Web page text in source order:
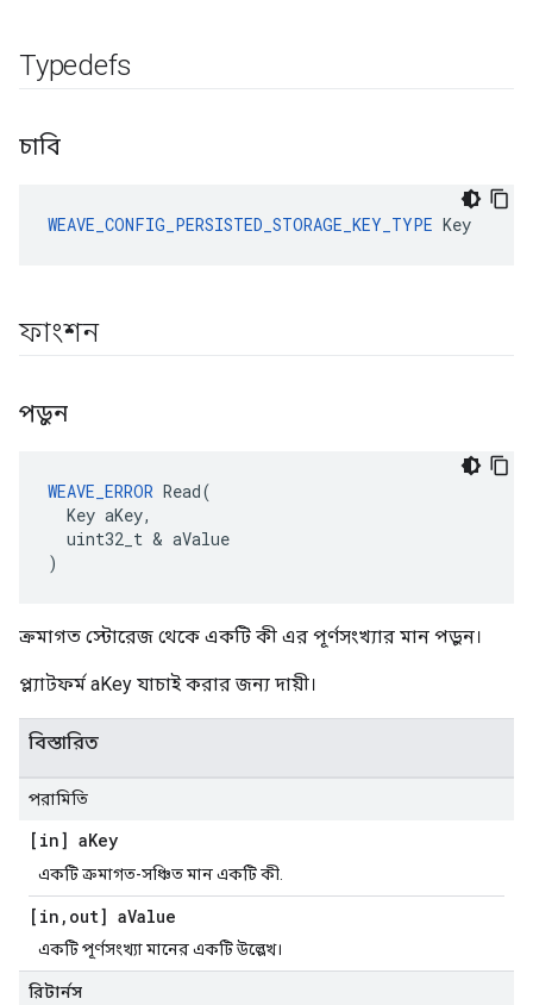
Typedefs
চাবি
WEAVE_CONFIG_PERSISTED_STORAGE_KEY_TYPE Key
ফাংশন
পড়ুন
WEAVE_ERROR Read(
  Key aKey,
  uint32_t & aValue
)
ক্রমাগত স্টোরেজ থেকে একটি কী এর পূর্ণসংখ্যার মান পড়ুন।
প্ল্যাটফর্ম aKey যাচাই করার জন্য দায়ী।
বিস্তারিত
পরামিতি
[in] aKey
একটি ক্রমাগত-সঞ্চিত মান একটি কী.
[in , out] aValue
একটি পূর্ণসংখ্যা মানের একটি উল্লেখ।
রিটার্নস